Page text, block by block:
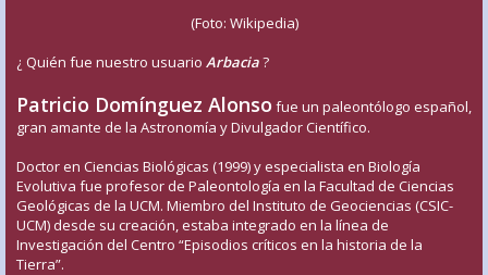
(Foto: Wikipedia)
¿ Quién fue nuestro usuario Arbacia?
Patricio Domínguez Alonso fue un paleontólogo español,
gran amante de la Astronomía y Divulgador Científico.
Doctor en Ciencias Biológicas (1999) y especialista en Biología
Evolutiva fue profesor de Paleontología en la Facultad de Ciencias
Geológicas de la UCM. Miembro del Instituto de Geociencias (CSIC-
UCM) desde su creación, estaba integrado en la línea de
Investigación del Centro “Episodios críticos en la historia de la
Tierra”.